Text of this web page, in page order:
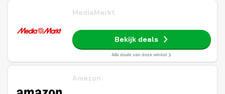
MediaMarkt
Bekijk deals
Alle deals van deze winkel
Amazon